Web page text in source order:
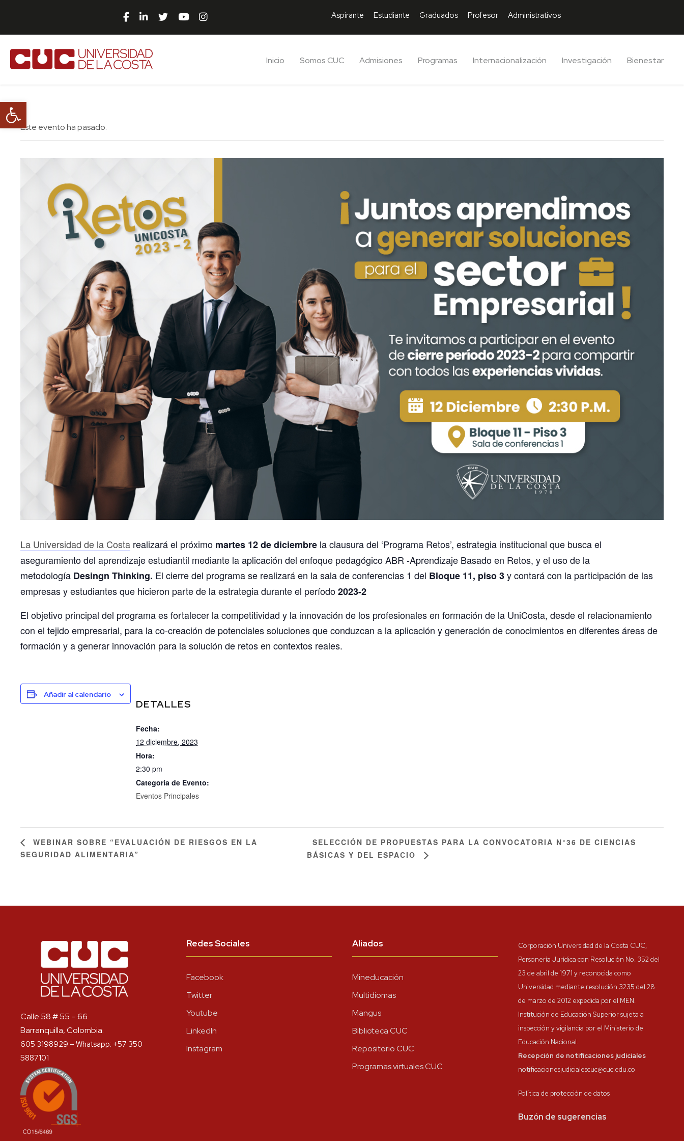
Abrir barra de herramientas
Aspirante Estudiante Graduados Profesor Administrativos
Inicio Somos CUC Admisiones Programas Internacionalización Investigación Bienestar
Este evento ha pasado.
La Universidad de la Costa realizará el próximo martes 12 de diciembre la clausura del ‘Programa Retos’, estrategia institucional que busca el
aseguramiento del aprendizaje estudiantil mediante la aplicación del enfoque pedagógico ABR -Aprendizaje Basado en Retos, y el uso de la
metodología Desingn Thinking. El cierre del programa se realizará en la sala de conferencias 1 del Bloque 11, piso 3y contará con la participación de las
empresas y estudiantes que hicieron parte de la estrategia durante el período2023-2
El objetivo principal del programa es fortalecer la competitividad y la innovación de los profesionales en formación de la UniCosta, desde el relacionamiento
con el tejido empresarial, para la co-creación de potenciales soluciones que conduzcan a la aplicación y generación de conocimientos en diferentes áreas de
formación y a generar innovación para la solución de retos en contextos reales.
Añadir al calendario
DETALLES
Fecha:
12 diciembre, 2023
Hora:
2:30 pm
Categoría de Evento:
Eventos Principales
WEBINAR SOBRE “EVALUACIÓN DE RIESGOS EN LA
SEGURIDAD ALIMENTARIA”
SELECCIÓN DE PROPUESTAS PARA LA CONVOCATORIA N°36 DE CIENCIAS
BÁSICAS Y DEL ESPACIO
Calle 58 # 55 – 66.
Barranquilla, Colombia.
605 3198929 – Whatsapp: +57 350
5887101
Redes Sociales
Facebook
Twitter
Youtube
LinkedIn
Instagram
Aliados
Mineducación
Multidiomas
Mangus
Biblioteca CUC
Repositorio CUC
Programas virtuales CUC
Corporación Universidad de la Costa CUC,
Personería Jurídica con Resolución No. 352 del
23 de abril de 1971 y reconocida como
Universidad mediante resolución 3235 del 28
de marzo de 2012 expedida por el MEN.
Institución de Educación Superior sujeta a
inspección y vigilancia por el Ministerio de
Educación Nacional.
Recepción de notificaciones judiciales
notificacionesjudicialescuc@cuc.edu.co
Política de protección de datos
Buzón de sugerencias